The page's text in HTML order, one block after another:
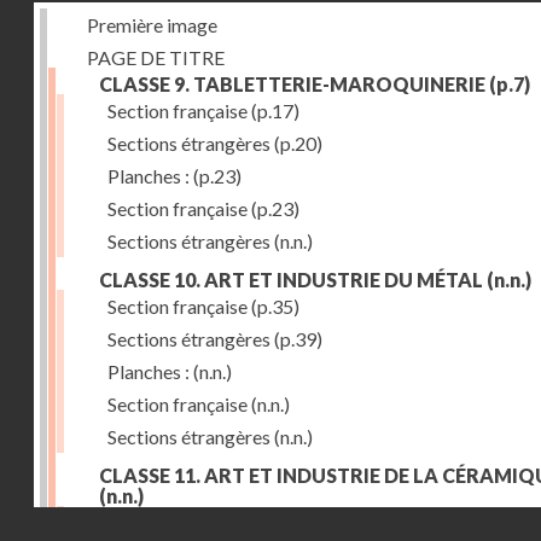
Première image
PAGE DE TITRE
CLASSE 9. TABLETTERIE-MAROQUINERIE (p.7)
Section française(p.17)
Sections étrangères (p.20)
Planches : (p.23)
Section française(p.23)
Sections étrangères (n.n.)
CLASSE 10. ART ET INDUSTRIE DU MÉTAL (n.n.)
Section française(p.35)
Sections étrangères (p.39)
Planches : (n.n.)
Section française(n.n.)
Sections étrangères (n.n.)
CLASSE 11. ART ET INDUSTRIE DE LA
(n.n.)